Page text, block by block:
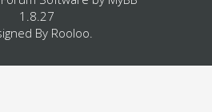
1.8.27
By Rooloo.